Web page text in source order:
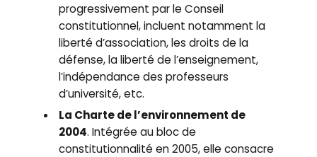
progressivement par le Conseil
constitutionnel, incluent notamment la
liberté d’association, les droits de la
défense, la liberté de l’enseignement,
l’indépendance des professeurs
d’université, etc.
La Charte de l’environnement de
2004. Intégrée au bloc de
constitutionnalité en 2005, elle consacre